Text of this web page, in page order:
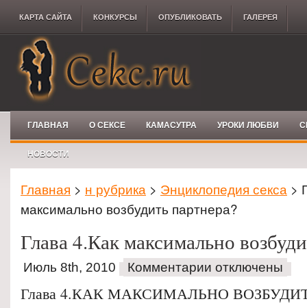
КАРТА САЙТА КОНКУРCЫ ОПУБЛИКОВАТЬ ГАЛЕРЕЯ
ГЛАВНАЯ О СЕКСЕ КАМАСУТРА УРОКИ ЛЮБВИ
НОВОСТИ
Главная > н рубрика > Энциклопедия секса >
максимально возбудить партнера?
Глава 4.Как максимально
Июль 8th, 2010 Комментарии отключены
Глава 4.КАК МАКСИМАЛЬНО